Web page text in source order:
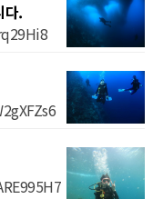
.